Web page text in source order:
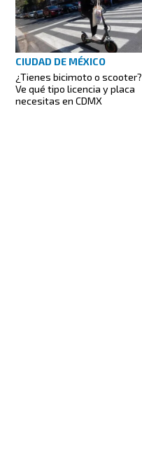
CIUDAD DE MÉXICO
¿Tienes bicimoto o scooter?
Ve qué tipo licencia y placa
necesitas en CDMX